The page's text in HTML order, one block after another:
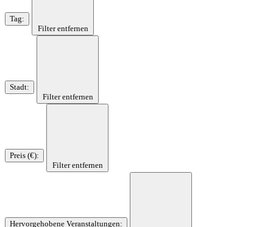
Tag:
Filter entfernen
Stadt:
Filter entfernen
Preis (€):
Filter entfernen
Hervorgehobene Veranstaltungen: